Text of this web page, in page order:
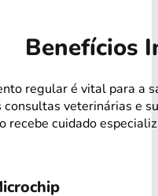
Benefícios
regular é vital para a
veterinárias e
recebe cuidado